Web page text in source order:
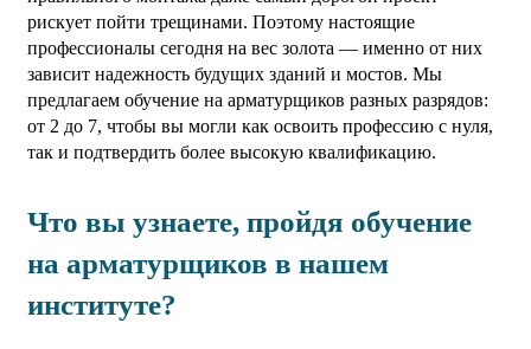
рискует пойти трещинами. Поэтому настоящие
профессионалы сегодня на вес золота — именно от них
зависит надежность будущих зданий и мостов. Мы
предлагаем обучение на арматурщиков разных разрядов:
от 2 до 7, чтобы вы могли как освоить профессию с нуля,
так и подтвердить более высокую квалификацию.
Что вы узнаете, пройдя обучение
на арматурщиков в нашем
институте?